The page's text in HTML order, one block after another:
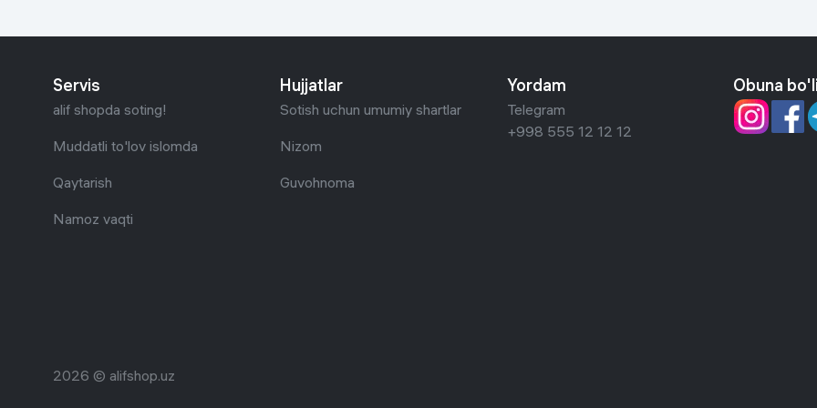
Maishiy kimyo
kiyimlar
Servis
alif shopda soting!
Muddatli to'lov islomda
Qaytarish
Namoz vaqti
Hujjatlar
Sotish uchun umumiy shartlar
Nizom
Guvohnoma
Yordam
Telegram
+998 555 12 12 12
Obuna
2026 © alifshop.uz